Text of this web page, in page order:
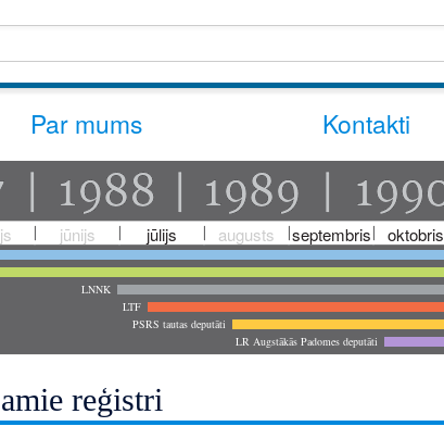
Par mums Kontakti
jūnijs jūlijs augusts septembris oktobris
LNNK
LTF
PSRS tautas deputāti
LR Augstākās Padomes deputāti
reģistri